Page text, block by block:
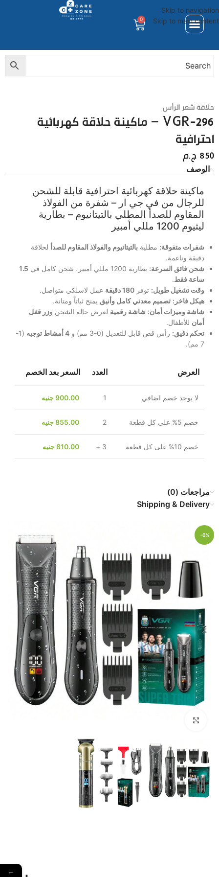
Skip to navigation
Skip to main content
0
حلاقة شعر الرأس
VGR-296 – ماكينة حلاقة كهربائية
احترافية
850ج.م
الوصف
ماكينة حلاقة كهربائية احترافية قابلة للشحن
للرجال من في جي ار – شفرة من الفولاذ
المقاوم للصدأ المطلي بالتيتانيوم – بطارية
ليثيوم 1200 مللي أمبير
شفرات متفوقة: مطلية بالتيتانيوم والفولاذ المقاوم للصدأ لحلاقة
دقيقة وناعمة.
شحن فائق السرعة: بطارية 1200 مللي أمبير، شحن كامل في
1.5
ساعة فقط.
وقت تشغيل طويل: توفر 180 دقيقة
عمل لاسلكي متواصل.
هيكل فاخر: تصميم معدني كامل وأنيق يمنح ثباتاً ومتانة.
شاشة وميزات أمان: شاشة رقمية لعرض حالة الشحن وزر قفل
أمان للأطفال.
تحكم دقيق: رأس قص قابل للتعديل (0-3 مم) و 4 أمشاط توجيه
(1-
7 مم).
العرض العدد السعر بعد الخصم
لا يوجد خصم اضافي 1
900.00جنيه
خصم 5% على كل قطعة 2
855.00جنيه
خصم 10% على كل قطعة 3 +
810.00جنيه
مراجعات (0)
Shipping & Delivery
-6%
←